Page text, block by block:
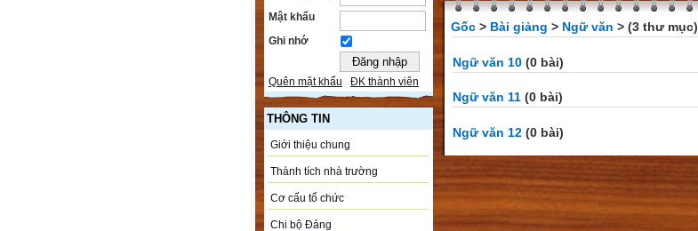
Mật khẩu
Ghi nhớ
Quên mật khẩu ĐK thành viên
THÔNG TIN
Giới thiệu chung
Thành tích nhà trường
Cơ cấu tổ chức
Chi bộ Đảng
Gốc > Bài giảng > Ngữ văn > (3 thư mục)
Ngữ văn 10 (0 bài)
Ngữ văn 11 (0 bài)
Ngữ văn 12 (0 bài)